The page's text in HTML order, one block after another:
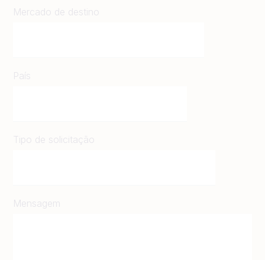
Mercado de destino
País
Tipo de solicitação
Mensagem